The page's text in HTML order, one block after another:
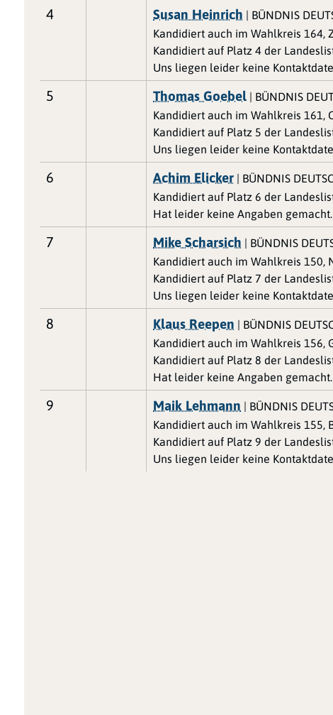
4 Susan Heinrich | BÜNDNIS
Kandidiert auch im Wahlkreis 164,
Kandidiert auf Platz 4 der
Uns liegen leider keine
5 Thomas Goebel | BÜNDNIS
Kandidiert auch im Wahlkreis 161,
Kandidiert auf Platz 5 der
Uns liegen leider keine
6 Achim Elicker | BÜNDNIS
Kandidiert auf Platz 6 der
Hat leider keine Angaben gemacht.
7 Mike Scharsich | BÜNDNIS
Kandidiert auch im Wahlkreis 150,
Kandidiert auf Platz 7 der
Uns liegen leider keine
8 Klaus Reepen | BÜNDNIS
Kandidiert auch im Wahlkreis 156,
Kandidiert auf Platz 8 der
Hat leider keine Angaben gemacht.
9 Maik Lehmann | BÜNDNIS
Kandidiert auch im Wahlkreis 155,
Kandidiert auf Platz 9 der
Uns liegen leider keine